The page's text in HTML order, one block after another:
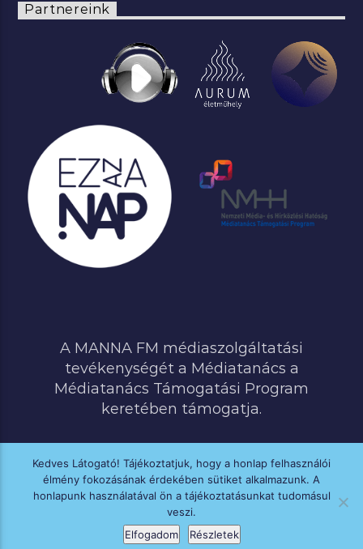
Partnereink
A MANNA FM médiaszolgáltatási
tevékenységét a Médiatanács a
Médiatanács Támogatási Program
keretében támogatja.
MINDEN JOG FENNTARTVA © 2020 MANNA FM
Kedves Látogató! Tájékoztatjuk, hogy a honlap felhasználói
élmény fokozásának érdekében sütiket alkalmazunk. A
honlapunk használatával ön a tájékoztatásunkat tudomásul
veszi.
Elfogadom
Részletek